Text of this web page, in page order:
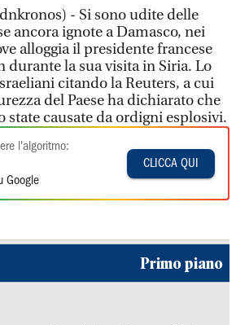
- Si sono udite delle
ancora ignote a Damasco, nei
alloggia il presidente francese
durante la sua visita in Siria. Lo
citando la Reuters, a cui
del Paese ha dichiarato che
state causate da ordigni esplosivi.
l'algoritmo:
Google
CLICCA QUI
Primo piano